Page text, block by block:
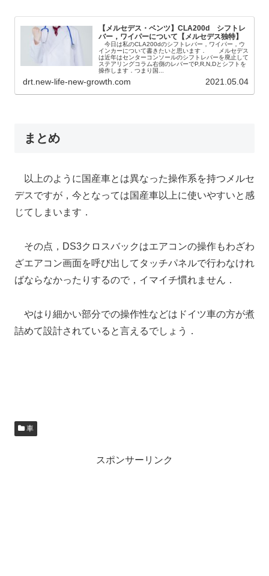
【メルセデス・ベンツ】CLA200d シフトレ
バー，ワイパーについて【メルセデス独特】
今日は私のCLA200dのシフトレバー，ワイパー，ウ
インカーについて書きたいと思います． メルセデス
は近年はセンターコンソールのシフトレバーを廃止して
ステアリングコラム右側のレバーでP,R,N,Dとシフトを
操作します．つまり国...
drt.new-life-new-growth.com 2021.05.04
まとめ
以上のように国産車とは異なった操作系を持つメルセ
デスですが，今となっては国産車以上に使いやすいと感
じてしまいます．
その点，DS3クロスバックはエアコンの操作もわざわ
ざエアコン画面を呼び出してタッチパネルで行わなけれ
ばならなかったりするので，イマイチ慣れません．
やはり細かい部分での操作性などはドイツ車の方が煮
詰めて設計されていると言えるでしょう．
車
スポンサーリンク